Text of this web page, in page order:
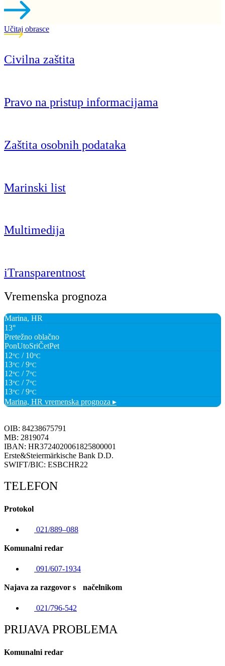
Učitaj obrasce
Civilna zaštita
Pravo na pristup informacijama
Zaštita osobnih podataka
Marinski list
Multimedija
iTransparentnost
Vremenska prognoza
Marina, HR
13°
Pretežno oblačno
PonUtoSriČetPet
12°C / 10°C
13°C / 9°C
12°C / 7°C
13°C / 7°C
13°C / 9°C
Marina, HR vremenska prognoza ▸
OIB: 84238675791
MB: 2819074
IBAN: HR3724020061825800001
Erste&Steiermärkische Bank D.D.
SWIFT/BIC: ESBCHR22
TELEFON
Protokol
021/889–088
Komunalni redar
091/607-1934
Najava za razgovor s načelnikom
021/796-542
PRIJAVA PROBLEMA
Komunalni redar